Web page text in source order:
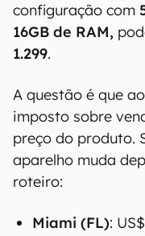
configuração com
16GB de RAM,
1.299.
A questão é que
imposto sobre
preço do produto.
aparelho muda
roteiro:
Miami (FL):